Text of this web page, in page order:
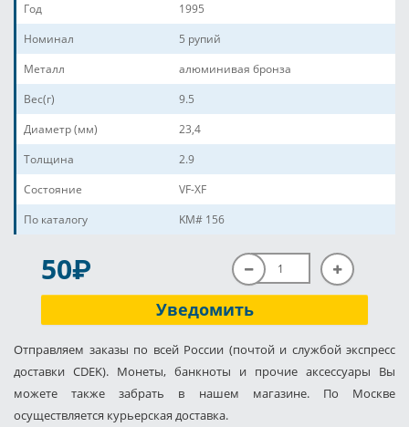
Год
1995
Номинал
5 рупий
Металл
алюминивая бронза
Вес(г)
9.5
Диаметр (мм)
23,4
Толщина
2.9
Состояние
VF-XF
По каталогу
KM# 156
50P
Уведомить
Отправляем заказы по всей России (почтой и службой экспресс
доставки CDEK). Монеты, банкноты и прочие аксессуары Вы
можете также забрать в нашем магазине. По Москве
осуществляется курьерская доставка.